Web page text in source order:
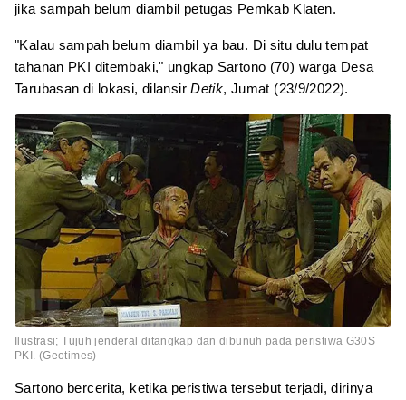
jika sampah belum diambil petugas Pemkab Klaten.
"Kalau sampah belum diambil ya bau. Di situ dulu tempat
tahanan PKI ditembaki," ungkap Sartono (70) warga Desa
Tarubasan di lokasi, dilansirDetik, Jumat (23/9/2022).
Ilustrasi; Tujuh jenderal ditangkap dan dibunuh pada peristiwa G30S
PKI. (Geotimes)
Sartono bercerita, ketika peristiwa tersebut terjadi, dirinya